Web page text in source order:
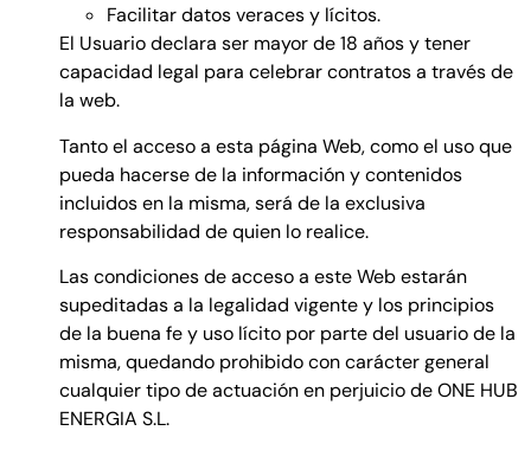
Facilitar datos veraces y lícitos.
El Usuario declara ser mayor de 18 años y tener
capacidad legal para celebrar contratos a través de
la web.
Tanto el acceso a esta página Web, como el uso que
pueda hacerse de la información y contenidos
incluidos en la misma, será de la exclusiva
responsabilidad de quien lo realice.
Las condiciones de acceso a este Web estarán
supeditadas a la legalidad vigente y los principios
de la buena fe y uso lícito por parte del usuario de la
misma, quedando prohibido con carácter general
cualquier tipo de actuación en perjuicio de ONE HUB
ENERGIA S.L.